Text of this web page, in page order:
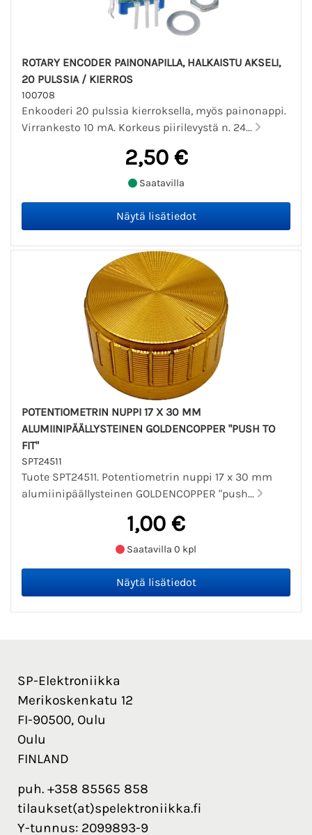
ROTARY ENCODER PAINONAPILLA, HALKAISTU AKSELI,
20 PULSSIA / KIERROS
100708
Enkooderi 20 pulssia kierroksella, myös painonappi.
Virrankesto 10 mA. Korkeus piirilevystä n. 24...
2,50 €
Saatavilla
POTENTIOMETRIN NUPPI 17 X 30 MM
ALUMIINIPÄÄLLYSTEINEN GOLDENCOPPER "PUSH TO
FIT"
SPT24511
Tuote SPT24511. Potentiometrin nuppi 17 x 30 mm
alumiinipäällysteinen GOLDENCOPPER "push...
1,00 €
Saatavilla 0 kpl
SP-Elektroniikka
Merikoskenkatu 12
FI-90500, Oulu
Oulu
FINLAND
puh. +358 85565 858
tilaukset(at)spelektroniikka.fi
Y-tunnus: 2099893-9